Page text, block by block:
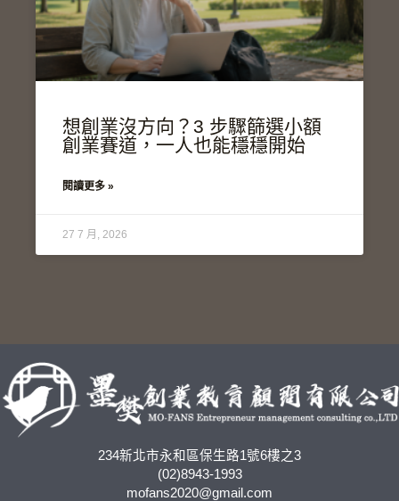
想創業沒方向？3 步驟篩選小額
創業賽道，一人也能穩穩開始
閱讀更多 »
27 7 月, 2026
234新北市永和區保生路1號6樓之3
(02)8943-1993
mofans2020@gmail.com